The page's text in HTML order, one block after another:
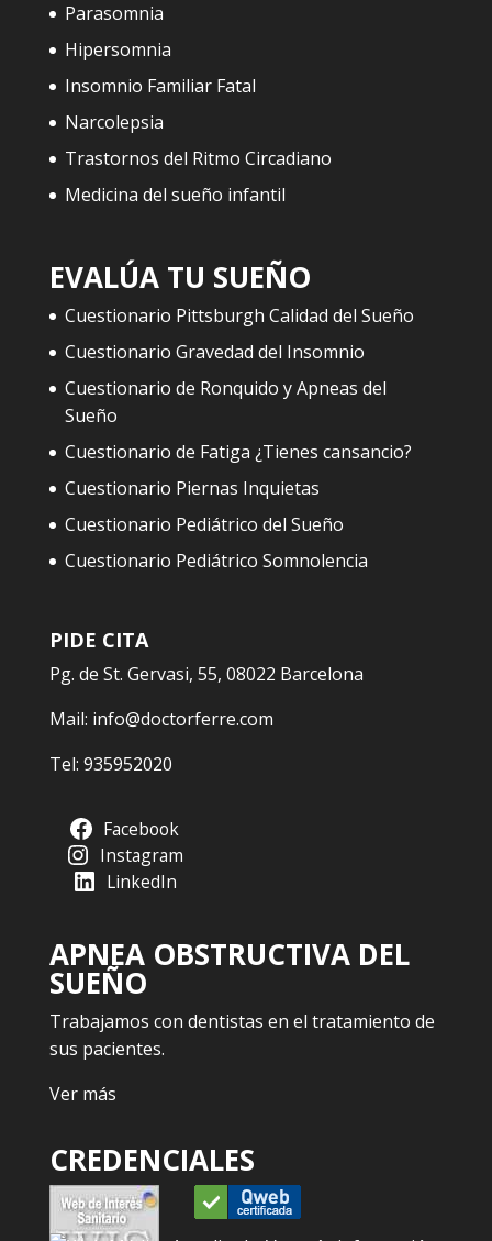
Parasomnia
Hipersomnia
Insomnio Familiar Fatal
Narcolepsia
Trastornos del Ritmo Circadiano
Medicina del sueño infantil
EVALÚA TU SUEÑO
Cuestionario Pittsburgh Calidad del Sueño
Cuestionario Gravedad del Insomnio
Cuestionario de Ronquido y Apneas del
Sueño
Cuestionario de Fatiga ¿Tienes cansancio?
Cuestionario Piernas Inquietas
Cuestionario Pediátrico del Sueño
Cuestionario Pediátrico Somnolencia
PIDE CITA
Pg. de St. Gervasi, 55, 08022 Barcelona
Mail: info@doctorferre.com
Tel: 935952020
Facebook
Instagram
LinkedIn
APNEA OBSTRUCTIVA DEL
SUEÑO
Trabajamos con dentistas en el tratamiento de
sus pacientes.
Ver más
CREDENCIALES